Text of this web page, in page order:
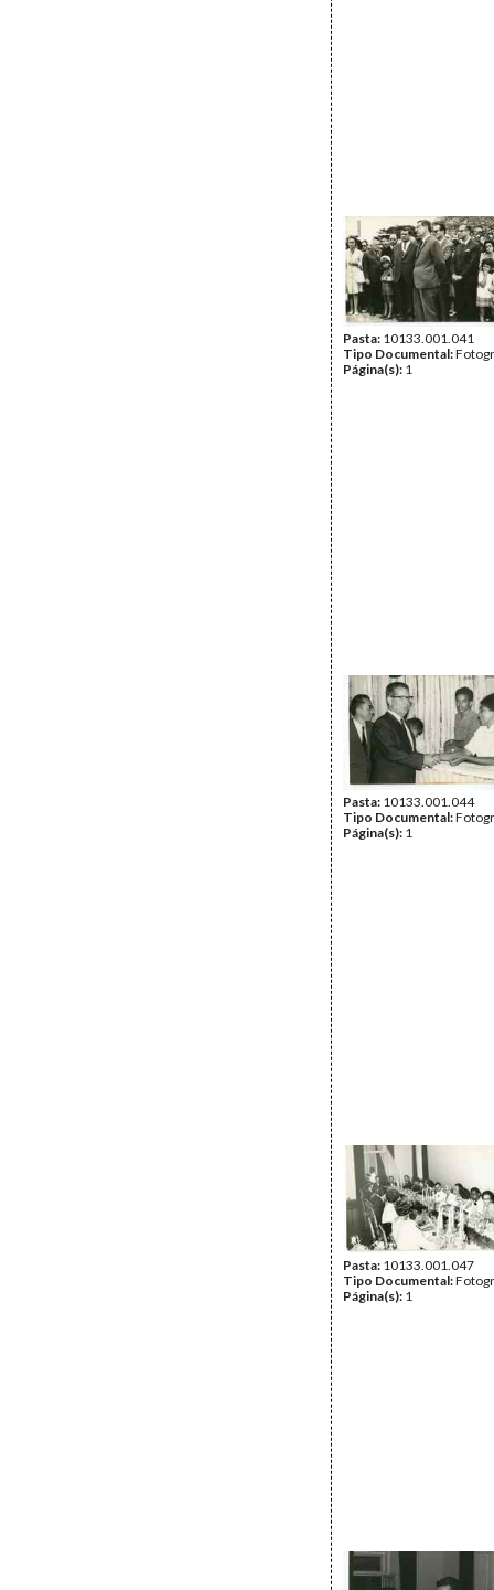
Pasta: 10133.001.041
Tipo Documental:
Página(s): 1
Pasta: 10133.001.044
Tipo Documental:
Página(s): 1
Pasta: 10133.001.047
Tipo Documental:
Página(s): 1